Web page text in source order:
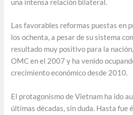
una intensa relación bilateral.
Las favorables reformas puestas en
los ochenta, a pesar de su sistema
resultado muy positivo para la
OMC en el 2007 y ha venido
crecimiento económico desde 2010.
El protagonismo de Vietnam ha ido
últimas décadas, sin duda. Hasta fue